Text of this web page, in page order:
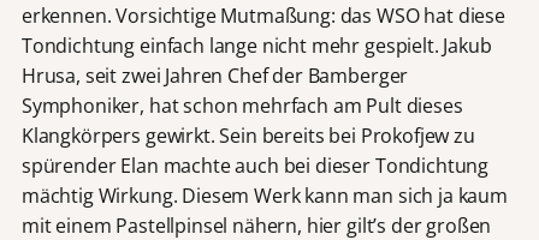
erkennen. Vorsichtige Mutmaßung: das WSO hat diese
Tondichtung einfach lange nicht mehr gespielt. Jakub
Hrusa, seit zwei Jahren Chef der Bamberger
Symphoniker, hat schon mehrfach am Pult dieses
Klangkörpers gewirkt. Sein bereits bei Prokofjew zu
spürender Elan machte auch bei dieser Tondichtung
mächtig Wirkung. Diesem Werk kann man sich ja kaum
mit einem Pastellpinsel nähern, hier gilt’s der großen